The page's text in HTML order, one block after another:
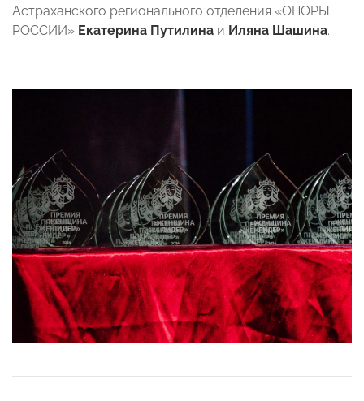
Астраханского регионального отделения «ОПОРЫ
РОССИИ» Екатерина Путилина и Иляна Шашина.